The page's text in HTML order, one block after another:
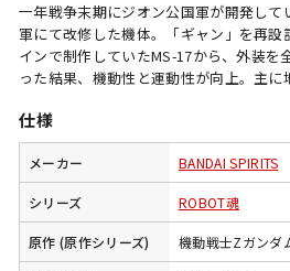
一年戦争末期にジオン公国軍が開発して
軍にて改修した機体。「ギャン」を再
インで制作していたMS-17から、外装を
った結果、機動性と運動性が向上。主に
仕様
メーカー BANDAI SPIRITS
シリーズ ROBOT魂
原作 (原作シリーズ) 機動戦士Zガンダ